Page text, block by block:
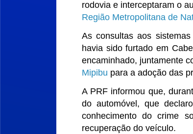
rodovia e interceptaram o
Região Metropolitana de
As consultas aos
havia sido furtado em
encaminhado, juntamente
Mipibu para a adoção das
A PRF informou que,
do automóvel, que
conhecimento do crime
recuperação do veículo.